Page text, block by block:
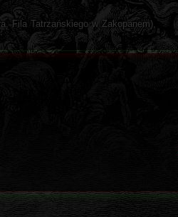
Fila Tatrzańskiego w Zakopanem),